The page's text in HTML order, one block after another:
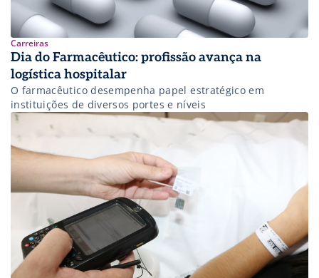
Carreiras
Dia do Farmacêutico: profissão avança na
logística hospitalar
O farmacêutico desempenha papel estratégico em
instituições de diversos portes e níveis